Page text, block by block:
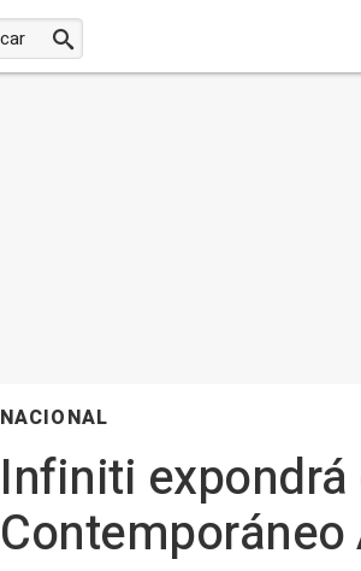
NACIONAL
Infiniti expondrá